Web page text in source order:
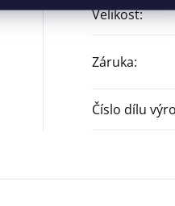
Velikost:
Záruka:
Číslo dílu